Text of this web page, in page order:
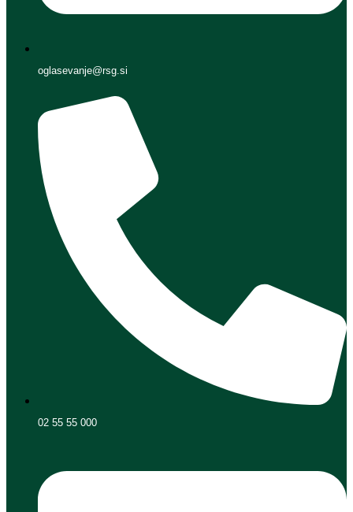
oglasevanje@rsg.si
02 55 55 000